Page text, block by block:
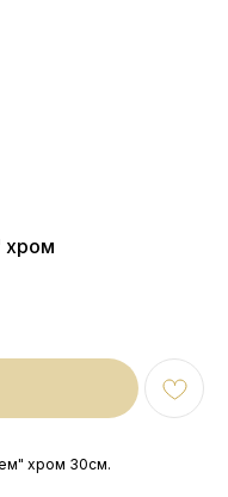
хром 30см.